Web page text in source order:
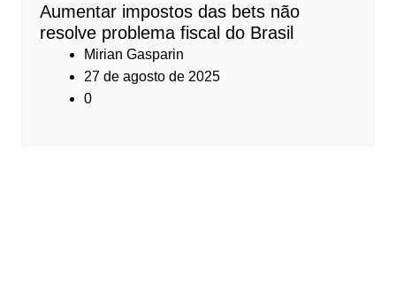
Aumentar impostos das bets não
resolve problema fiscal do Brasil
Mirian Gasparin
27 de agosto de 2025
0